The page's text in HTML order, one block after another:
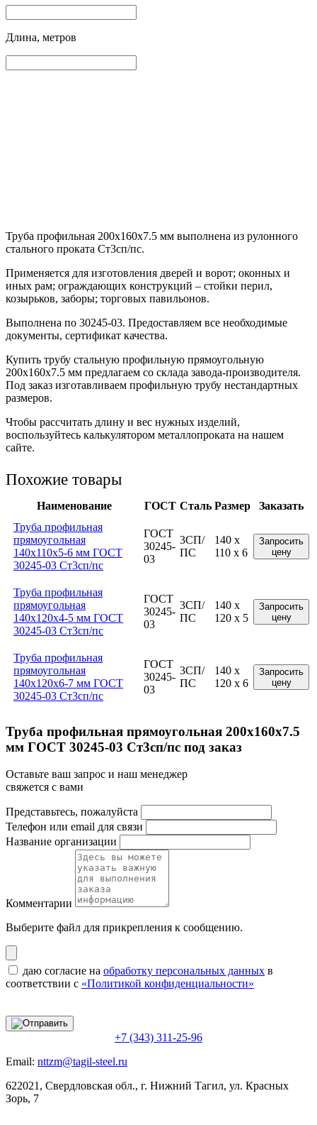
Длина, метров
Труба профильная 200х160х7.5 мм выполнена из рулонного
стального проката Ст3сп/пс.
Применяется для изготовления дверей и ворот; оконных и
иных рам; ограждающих конструкций – стойки перил,
козырьков, заборы; торговых павильонов.
Выполнена по 30245-03. Предоставляем все необходимые
документы, сертификат качества.
Купить трубу стальную профильную прямоугольную
200х160х7.5 мм предлагаем со склада завода-производителя.
Под заказ изготавливаем профильную трубу нестандартных
размеров.
Чтобы рассчитать длину и вес нужных изделий,
воспользуйтесь калькулятором металлопроката на нашем
сайте.
Похожие товары
Наименование ГОСТ Сталь Размер
Заказать
Труба профильная
прямоугольная
140x110x5-6 мм ГОСТ
30245-03 Ст3сп/пс
ГОСТ
30245-
03
3СП/
ПС
140 x
110 x 6
Запросить
цену
Труба профильная
прямоугольная
140x120x4-5 мм ГОСТ
30245-03 Ст3сп/пс
ГОСТ
30245-
03
3СП/
ПС
140 x
120 x 5
Запросить
цену
Труба профильная
прямоугольная
140x120x6-7 мм ГОСТ
30245-03 Ст3сп/пс
ГОСТ
30245-
03
3СП/
ПС
140 x
120 x 6
Запросить
цену
Труба профильная прямоугольная 200x160x7.5
мм ГОСТ 30245-03 Ст3сп/пс под заказ
Оставьте ваш запрос и наш менеджер
свяжется с вами
Представьтесь, пожалуйста
Телефон или email для связи
Название организации
Комментарии
Выберите файл для прикрепления к сообщению.
даю согласие на обработку персональных данных в
соответствии с «Политикой конфиденциальности»
+7 (343) 311-25-96
Email: nttzm@tagil-steel.ru
622021, Свердловская обл., г. Нижний Тагил, ул. Красных
Зорь, 7